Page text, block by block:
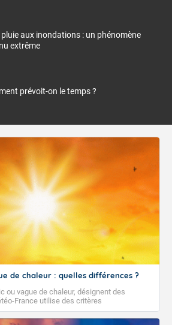
pluie aux inondations : un phénomène
extrême
prévoit-on le temps ?
de chaleur : quelles différences ?
ou vague de chaleur, désignent des
France utilise des critères
et qualifier les épisodes de chaleur qui
sanitaires et socio-économiques